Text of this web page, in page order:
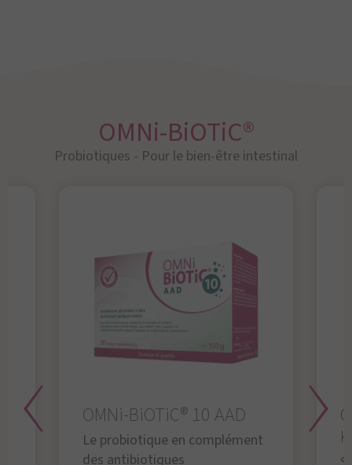
OMNi-BiOTiC®
Probiotiques - Pour le bien-être intestinal
OMNi-BiOTiC® 10 AAD
Le probiotique en complément
des antibiotiques